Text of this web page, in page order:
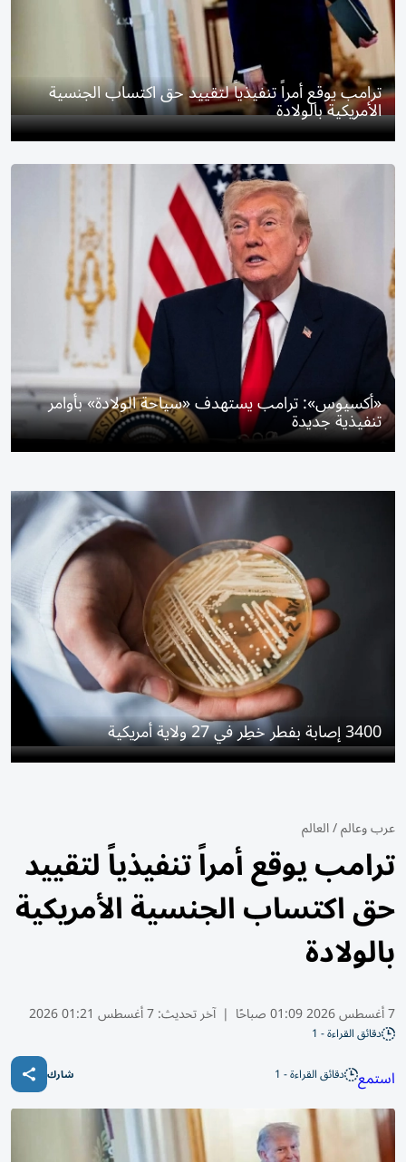
ترامب يوقع أمراً تنفيذياً لتقييد حق اكتساب الجنسية
الأمريكية بالولادة
«أكسيوس»: ترامب يستهدف «سياحة الولادة» بأوامر
تنفيذية جديدة
3400 إصابة بفطر خطِر في 27 ولاية أمريكية
عرب وعالم/العالم
ترامب يوقع أمراً تنفيذياً لتقييد
حق اكتساب الجنسية الأمريكية
بالولادة
7 أغسطس 2026 01:09 صباحًا | آخر تحديث:7 أغسطس 01:21 2026
دقائق القراءة - 1
استمع دقائق القراءة - 1 شارك